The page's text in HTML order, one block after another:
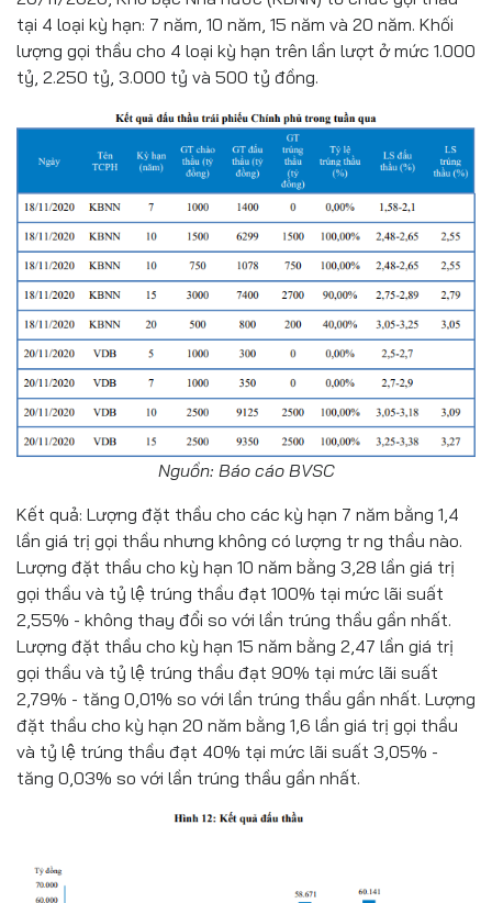
tại 4 loại kỳ hạn: 7 năm, 10 năm, 15 năm và 20 năm. Khối
lượng gọi thầu cho 4 loại kỳ hạn trên lần lượt ở mức 1.000
tỷ, 2.250 tỷ, 3.000 tỷ và 500 tỷ đồng.
Nguồn: Báo cáo BVSC
Kết quả: Lượng đặt thầu cho các kỳ hạn 7 năm bằng 1,4
lần giá trị gọi thầu nhưng không có lượng tr ng thầu nào.
Lượng đặt thầu cho kỳ hạn 10 năm bằng 3,28 lần giá trị
gọi thầu và tỷ lệ trúng thầu đạt 100% tại mức lãi suất
2,55% - không thay đổi so với lần trúng thầu gần nhất.
Lượng đặt thầu cho kỳ hạn 15 năm bằng 2,47 lần giá trị
gọi thầu và tỷ lệ trúng thầu đạt 90% tại mức lãi suất
2,79% - tăng 0,01% so với lần trúng thầu gần nhất. Lượng
đặt thầu cho kỳ hạn 20 năm bằng 1,6 lần giá trị gọi thầu
và tỷ lệ trúng thầu đạt 40% tại mức lãi suất 3,05% -
tăng 0,03% so với lần trúng thầu gần nhất.